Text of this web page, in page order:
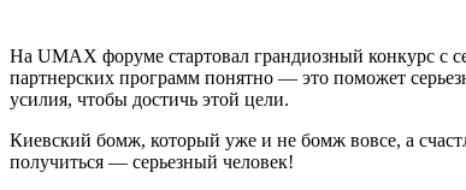
На UMAX форуме стартовал грандиозный конкурс с
партнерских программ понятно — это поможет
усилия, чтобы достичь этой цели.
Киевский бомж, который уже и не бомж вовсе, а
получиться — серьезный человек!